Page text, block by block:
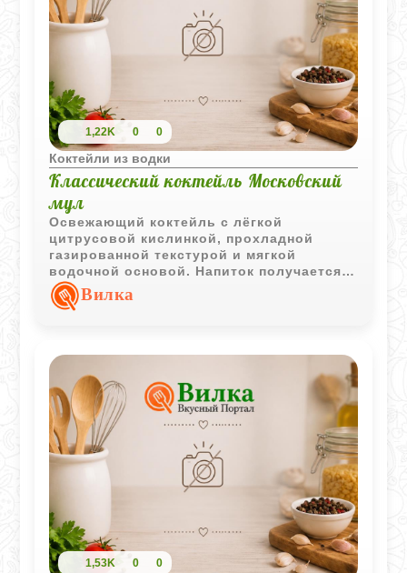
1,22K 0 0
Коктейли из водки
Классический коктейль Московский
мул
Освежающий коктейль с лёгкой
цитрусовой кислинкой, прохладной
газированной текстурой и мягкой
водочной основой. Напиток получается
простым, бодрящим и отлично подходит
для жаркой погоды.
Вилка
1,53K 0 0